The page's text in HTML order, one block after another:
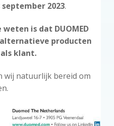
2023.
is dat DUOMED
producten
klant.
wij natuurlijk bereid om